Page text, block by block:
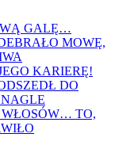
GALĘ…
MOWĘ,
KARIERĘ!
DO
TO,